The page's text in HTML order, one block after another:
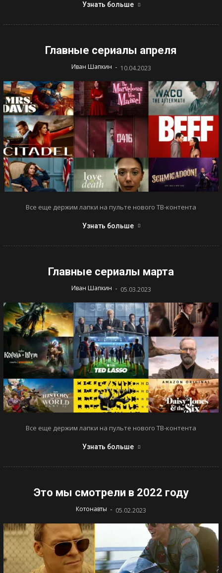
Узнать больше
Главные сериалы апреля
Иван Шапкин - 10.04.2023
Все еще держим лапки на пульте нового ТВ-контента
Узнать больше
Главные сериалы марта
Иван Шапкин - 05.03.2023
Все еще держим лапки на пульте нового ТВ-контента
Узнать больше
Это мы смотрели в 2022 году
Котонавты - 05.02.2023